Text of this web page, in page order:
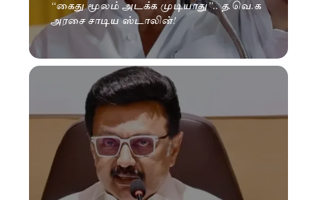
“கைது மூலம் அடக்க முடியாது”.. த.வெ.க
அரசை சாடிய ஸ்டாலின்!